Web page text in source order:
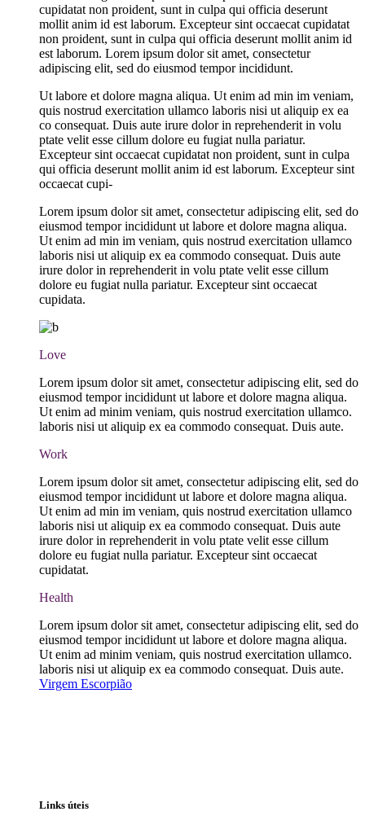
cupidatat non proident, sunt in culpa qui officia deserunt
mollit anim id est laborum. Excepteur sint occaecat cupidatat
non proident, sunt in culpa qui officia deserunt mollit anim id
est laborum. Lorem ipsum dolor sit amet, consectetur
adipiscing elit, sed do eiusmod tempor incididunt.
Ut labore et dolore magna aliqua. Ut enim ad min im veniam,
quis nostrud exercitation ullamco laboris nisi ut aliquip ex ea
co consequat. Duis aute irure dolor in reprehenderit in volu
ptate velit esse cillum dolore eu fugiat nulla pariatur.
Excepteur sint occaecat cupidatat non proident, sunt in culpa
qui officia deserunt mollit anim id est laborum. Excepteur sint
occaecat cupi-
Lorem ipsum dolor sit amet, consectetur adipiscing elit, sed do
eiusmod tempor incididunt ut labore et dolore magna aliqua.
Ut enim ad min im veniam, quis nostrud exercitation ullamco
laboris nisi ut aliquip ex ea commodo consequat. Duis aute
irure dolor in reprehenderit in volu ptate velit esse cillum
dolore eu fugiat nulla pariatur. Excepteur sint occaecat
cupidata.
Love
Lorem ipsum dolor sit amet, consectetur adipiscing elit, sed do
eiusmod tempor incididunt ut labore et dolore magna aliqua.
Ut enim ad minim veniam, quis nostrud exercitation ullamco.
laboris nisi ut aliquip ex ea commodo consequat. Duis aute.
Work
Lorem ipsum dolor sit amet, consectetur adipiscing elit, sed do
eiusmod tempor incididunt ut labore et dolore magna aliqua.
Ut enim ad min im veniam, quis nostrud exercitation ullamco
laboris nisi ut aliquip ex ea commodo consequat. Duis aute
irure dolor in reprehenderit in volu ptate velit esse cillum
dolore eu fugiat nulla pariatur. Excepteur sint occaecat
cupidatat.
Health
Lorem ipsum dolor sit amet, consectetur adipiscing elit, sed do
eiusmod tempor incididunt ut labore et dolore magna aliqua.
Ut enim ad minim veniam, quis nostrud exercitation ullamco.
laboris nisi ut aliquip ex ea commodo consequat. Duis aute.
Virgem Escorpião
Links úteis